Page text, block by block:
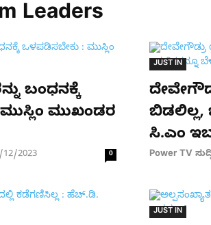
Leaders
ಬಂಧನಕ್ಕೆ
ಮುಖಂಡರ
12/2023 0
JUST IN
ಬಿಡಲಿಲ್ಲ,
ಸಿ.ಎಂ
Power TV
JUST IN